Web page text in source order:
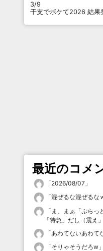
3/9
干支でボケて2026 結果
最近のコメ
「2026/08/07 」
「混ぜるな混ぜるな
「 ま、まぁ「ぷらっ
「特急」だし（震え 」
「あわてないあわて
「そりゃそうだろw 」